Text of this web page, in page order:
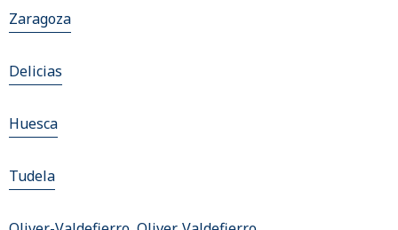
Zaragoza
Delicias
Huesca
Tudela